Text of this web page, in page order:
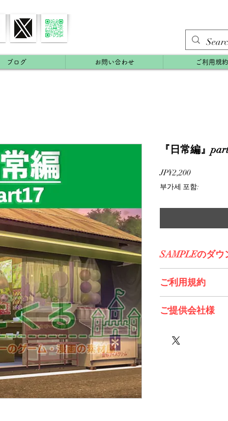
ブログ お問い合わせ ご利用規約
『日常編』
JP¥2,200가
격
부가세 포함:
SAMPLEのダウ
ご利用規約
ご提供会社様